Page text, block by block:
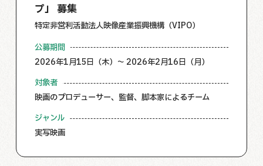
プ」 募集
特定非営利活動法人映像産業振興機構（VIPO）
公募期間
2026年1月15日（木）～ 2026年2月16日（月）
対象者
映画のプロデューサー、監督、脚本家によるチーム
ジャンル
実写映画